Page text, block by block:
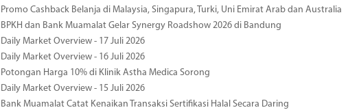
Promo Cashback Belanja di Malaysia, Singapura, Turki, Uni Emirat Arab dan Australia
BPKH dan Bank Muamalat Gelar Synergy Roadshow 2026 di Bandung
Daily Market Overview - 17 Juli 2026
Daily Market Overview - 16 Juli 2026
Potongan Harga 10% di Klinik Astha Medica Sorong
Daily Market Overview - 15 Juli 2026
Bank Muamalat Catat Kenaikan Transaksi Sertifikasi Halal Secara Daring